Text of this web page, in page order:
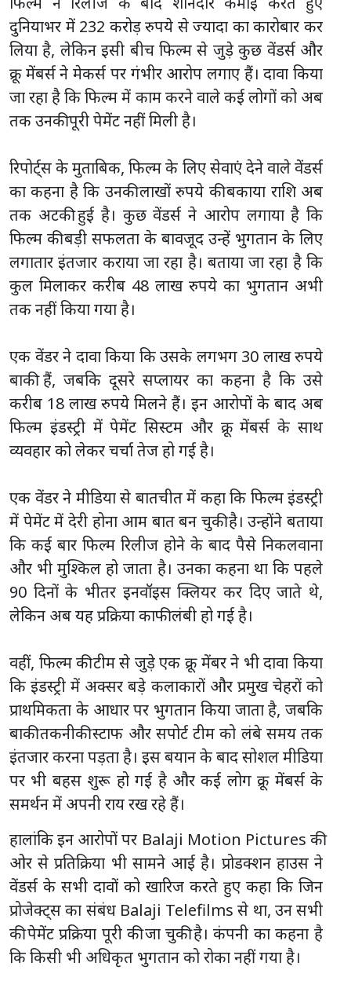
दुनियाभर में 232 करोड़ रुपये से ज्यादा का कारोबार कर
लिया है, लेकिन इसी बीच फिल्म से जुड़े कुछ वेंडर्स और
क्रू मेंबर्स ने मेकर्स पर गंभीर आरोप लगाए हैं। दावा किया
जा रहा है कि फिल्म में काम करने वाले कई लोगों को अब
तक उनकी पूरी पेमेंट नहीं मिली है।
रिपोर्ट्स के मुताबिक, फिल्म के लिए सेवाएं देने वाले वेंडर्स
का कहना है कि उनकी लाखों रुपये की बकाया राशि अब
तक अटकी हुई है। कुछ वेंडर्स ने आरोप लगाया है कि
फिल्म की बड़ी सफलता के बावजूद उन्हें भुगतान के लिए
लगातार इंतजार कराया जा रहा है। बताया जा रहा है कि
कुल मिलाकर करीब 48 लाख रुपये का भुगतान अभी
तक नहीं किया गया है।
एक वेंडर ने दावा किया कि उसके लगभग 30 लाख रुपये
बाकी हैं, जबकि दूसरे सप्लायर का कहना है कि उसे
करीब 18 लाख रुपये मिलने हैं। इन आरोपों के बाद अब
फिल्म इंडस्ट्री में पेमेंट सिस्टम और क्रू मेंबर्स के साथ
व्यवहार को लेकर चर्चा तेज हो गई है।
एक वेंडर ने मीडिया से बातचीत में कहा कि फिल्म इंडस्ट्री
में पेमेंट में देरी होना आम बात बन चुकी है। उन्होंने बताया
कि कई बार फिल्म रिलीज होने के बाद पैसे निकलवाना
और भी मुश्किल हो जाता है। उनका कहना था कि पहले
90 दिनों के भीतर इनवॉइस क्लियर कर दिए जाते थे,
लेकिन अब यह प्रक्रिया काफी लंबी हो गई है।
वहीं, फिल्म की टीम से जुड़े एक क्रू मेंबर ने भी दावा किया
कि इंडस्ट्री में अक्सर बड़े कलाकारों और प्रमुख चेहरों को
प्राथमिकता के आधार पर भुगतान किया जाता है, जबकि
बाकी तकनीकी स्टाफ और सपोर्ट टीम को लंबे समय तक
इंतजार करना पड़ता है। इस बयान के बाद सोशल मीडिया
पर भी बहस शुरू हो गई है और कई लोग क्रू मेंबर्स के
समर्थन में अपनी राय रख रहे हैं।
हालांकि इन आरोपों पर Balaji Motion Pictures की
ओर से प्रतिक्रिया भी सामने आई है। प्रोडक्शन हाउस ने
वेंडर्स के सभी दावों को खारिज करते हुए कहा कि जिन
प्रोजेक्ट्स का संबंध Balaji Telefilms से था, उन सभी
की पेमेंट प्रक्रिया पूरी की जा चुकी है। कंपनी का कहना है
कि किसी भी अधिकृत भुगतान को रोका नहीं गया है।